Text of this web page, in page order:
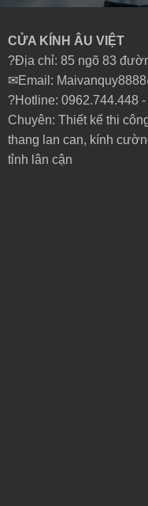
CỬA KÍNH ÂU VIỆT
?Địa chỉ: 85 ngõ 83
✉Email:
?Hotline: 0962.744.448 -
Chuyên: Thiết kế thi
thang lan can, kính
tỉnh lân cận